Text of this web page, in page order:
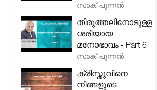
സാക് പുന്നൻ
തിരുത്തലിനോടുള്ള
ശരിയായ
മനോഭാവം - Part 6
സാക് പുന്നൻ
ക്രിസ്തുവിനെ
നിങ്ങളുടെ